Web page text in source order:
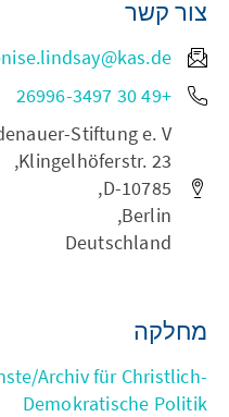
צור קשר
+49 30 26996-3497
Stiftung e. V.,
Klingelhöferstr. 23,
D-10785,
Berlin,
Deutschland
מחלקה
Archiv für Christlich-
Demokratische Politik